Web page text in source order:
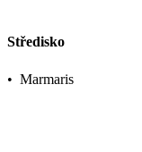
Středisko
• Marmaris